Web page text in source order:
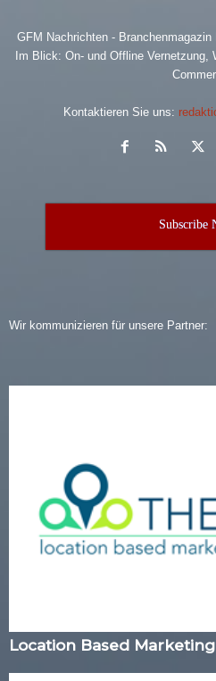
GFM Nachrichten - Branchenmagazin
Im Blick: On- und Offline Vernetzung,
Kontaktieren Sie uns:
Subscribe
Wir kommunizieren für unsere Partner:
Location Based